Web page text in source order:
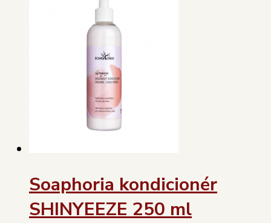
Soaphoria kondicionér
SHINYEEZE 250 ml